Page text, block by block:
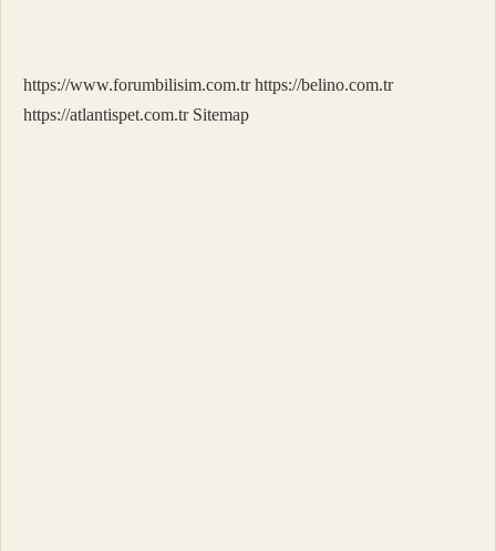
https://www.forumbilisim.com.tr https://belino.com.tr
https://atlantispet.com.tr Sitemap